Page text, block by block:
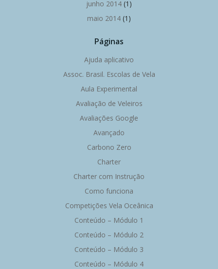
junho 2014 (1)
maio 2014 (1)
Páginas
Ajuda aplicativo
Assoc. Brasil. Escolas de Vela
Aula Experimental
Avaliação de Veleiros
Avaliações Google
Avançado
Carbono Zero
Charter
Charter com Instrução
Como funciona
Competições Vela Oceânica
Conteúdo – Módulo 1
Conteúdo – Módulo 2
Conteúdo – Módulo 3
Conteúdo – Módulo 4